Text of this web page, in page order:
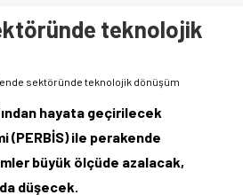
teknolojik
sektöründe teknolojik dönüşüm
hayata geçirilecek
(PERBİS) ile perakende
büyük ölçüde azalacak,
düşecek.